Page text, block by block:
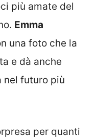
più amate del
Emma
una foto che la
e dà anche
nel futuro più
per quanti